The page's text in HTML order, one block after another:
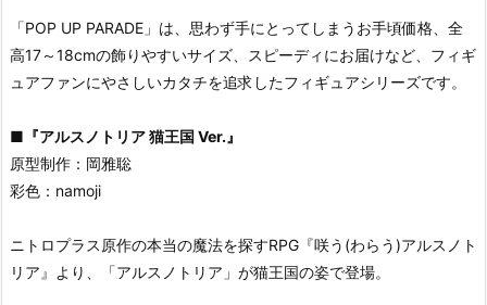
「POP UP PARADE」は、思わず手にとってしまうお手頃価格、全
高17～18cmの飾りやすいサイズ、スピーディにお届けなど、フィギ
ュアファンにやさしいカタチを追求したフィギュアシリーズです。
■ 『アルスノトリア 猫王国 Ver.』
原型制作：岡雅聡
彩色：namoji
ニトロプラス原作の本当の魔法を探すRPG『咲う(わらう)アルスノト
リア』より、「アルスノトリア」が猫王国の姿で登場。